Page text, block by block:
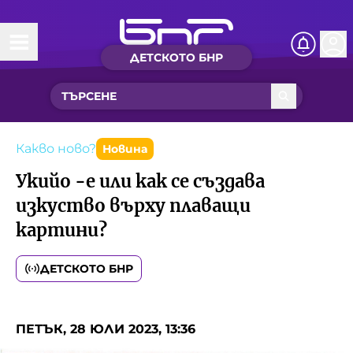
ДЕТСКОТО БНР
Начало
Какво ново?
Рубрики с вълшебства
Детско радио
Чуйте
Новините на детски език
Песнички
Искри
Интересен архив
Какво ново? Новина
Укийо -е или как се създава
изкуство върху плаващи
картини?
ДЕТСКОТО БНР
ПЕТЪК, 28 ЮЛИ 2023, 13:36